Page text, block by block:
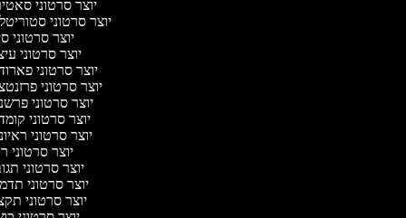
יוצר סרטוני
יוצר סרטוני
יוצר סרטוני
יוצר סרטוני
יוצר סרטוני
יוצר סרטוני
יוצר סרטוני
יוצר סרטוני
יוצר סרטוני
יוצר סרטוני
יוצר סרטוני
יוצר סרטוני
יוצר סרטוני